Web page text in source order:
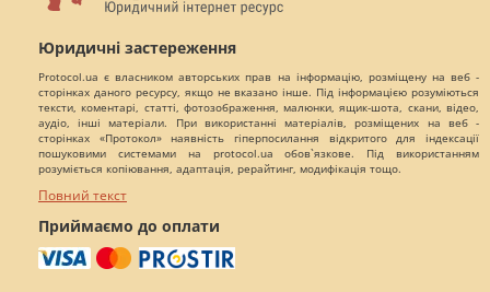
Юридичні застереження
Protocol.ua є власником авторських прав на інформацію, розміщену на веб -
сторінках даного ресурсу, якщо не вказано інше. Під інформацією розуміються
тексти, коментарі, статті, фотозображення, малюнки, ящик-шота, скани, відео,
аудіо, інші матеріали. При використанні матеріалів, розміщених на веб -
сторінках «Протокол» наявність гіперпосилання відкритого для індексації
пошуковими системами на protocol.ua обов`язкове. Під використанням
розуміється копіювання, адаптація, рерайтинг, модифікація тощо.
Повний текст
Приймаємо до оплати